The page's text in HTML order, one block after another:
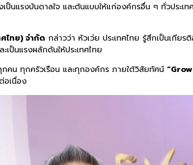
นแรงบันดาลใจ และต้นแบบให้แก่องค์กรอื่น ๆ ทั่วประเ
ไทย) จำกัด กล่าวว่า หัวเว่ย ประเทศไทย รู้สึกเป็นเกีย
ป็นแรงผลักดันให้ประเทศไทย
คน ทุกครัวเรือน และทุกองค์กร ภายใต้วิสัยทัศน์
อเนื่อง